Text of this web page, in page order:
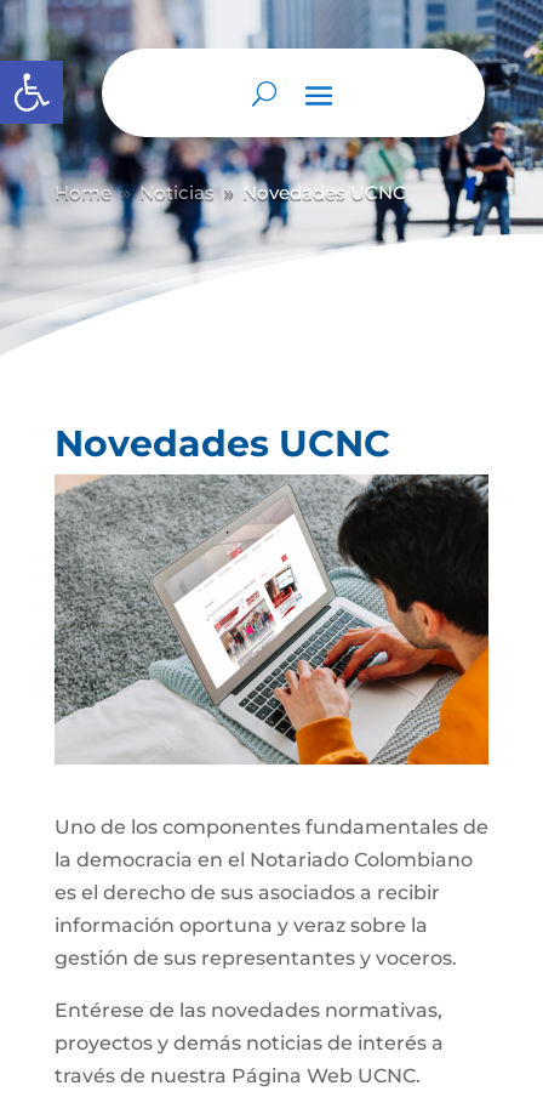
Abrir barra de herramientas
Home 9 Noticias 9 Novedades UCNC
Novedades UCNC
Uno de los componentes fundamentales de
la democracia en el Notariado Colombiano
es el derecho de sus asociados a recibir
información oportuna y veraz sobre la
gestión de sus representantes y voceros.
Entérese de las novedades normativas,
proyectos y demás noticias de interés a
través de nuestra Página Web UCNC.